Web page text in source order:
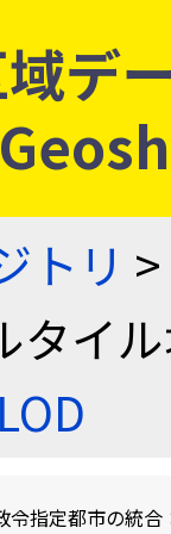
デ
トリ >
タイ
令指定都市の統